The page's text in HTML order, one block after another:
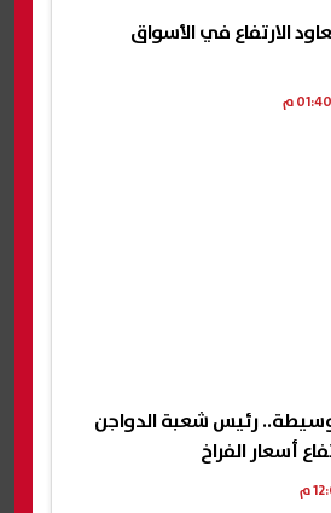
الارتفاع في الأسواق
رئيس شعبة الدواجن
أسعار الفراخ